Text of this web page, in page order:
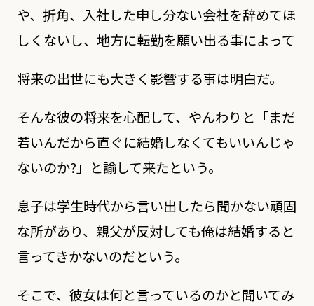
や、折角、入社した申し分ない会社を辞めてほ
しくないし、地方に転勤を願い出る事によって
将来の出世にも大きく影響する事は明白だ。
そんな彼の将来を心配して、やんわりと「まだ
若いんだから直ぐに結婚しなくてもいいんじゃ
ないのか?」と諭して来たという。
息子は学生時代から言い出したら聞かない頑固
な所があり、親父が反対しても俺は結婚すると
言ってきかないのだという。
そこで、彼女は何と言っているのかと聞いてみ